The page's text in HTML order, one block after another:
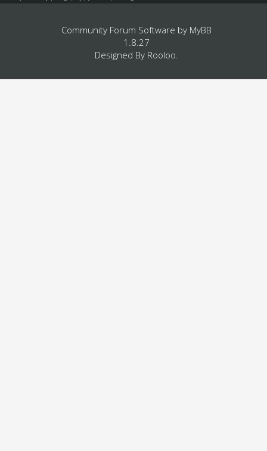
Community Forum Software by MyBB
1.8.27
Designed By Rooloo